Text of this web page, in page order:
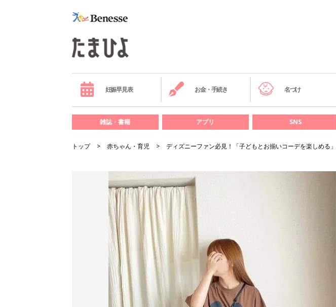
妊娠早見表 お金・手続き 名づけ
雑誌・書籍 アプリ SNS
トップ 赤ちゃん・育児 ディズニーファン必見！「子どもとお揃いコーデを楽しめる